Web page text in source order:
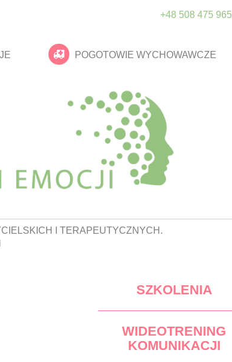
+48 508 475 965
POGOTOWIE WYCHOWAWCZE
I TERAPEUTYCZNYCH.
SZKOLENIA
WIDEOTRENING
KOMUNIKACJI